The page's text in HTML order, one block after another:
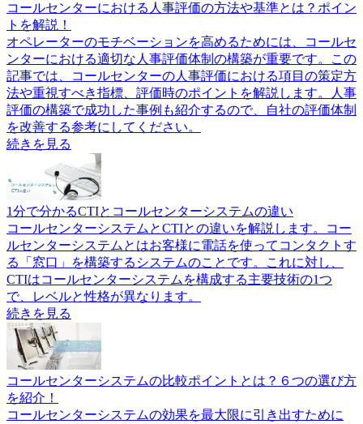
コールセンターにおける人事評価の方法や基準とは？ポイン
トを解説！
オペレーターのモチベーションを高めるためには、コールセ
ンターにおける適切な人事評価体制の構築が重要です。この
記事では、コールセンターの人事評価における項目の策定方
法や重視すべき指標、評価時のポイントを解説します。人事
評価の構築で成功した事例も紹介するので、自社の評価体制
を改善する参考にしてください。
続きを見る
1分で分かるCTIとコールセンターシステムの違い
コールセンターシステムとCTIとの違いを解説します。コー
ルセンターシステムとはお客様に電話を使ってコンタクトす
る「窓口」を構築するシステムのことです。これに対し、
CTIはコールセンターシステムを構成する主要技術の1つ
で、レベルと性格が異なります。
続きを見る
コールセンターシステムの比較ポイントとは？６つの選び方
を紹介！
コールセンターシステムの効果を最大限に引き出すために